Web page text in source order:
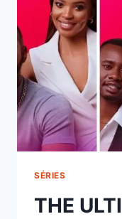
SÉRIES
THE